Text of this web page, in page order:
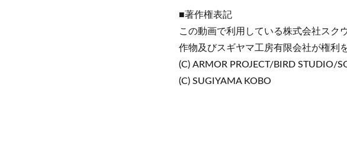
■著作権表記
この動画で利用している株式会社スク
作物及びスギヤマ工房有限会社が権利
(C) ARMOR PROJECT/BIRD STUDIO/
(C) SUGIYAMA KOBO